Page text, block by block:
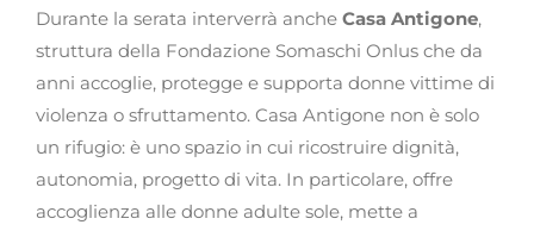
Durante la serata interverrà anche Casa Antigone,
struttura della Fondazione Somaschi Onlus che da
anni accoglie, protegge e supporta donne vittime di
violenza o sfruttamento. Casa Antigone non è solo
un rifugio: è uno spazio in cui ricostruire dignità,
autonomia, progetto di vita. In particolare, offre
accoglienza alle donne adulte sole, mette a